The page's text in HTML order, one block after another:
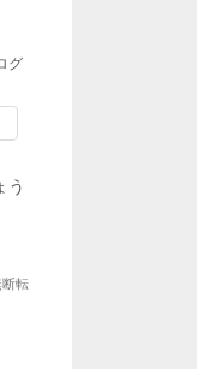
グ
う
断転